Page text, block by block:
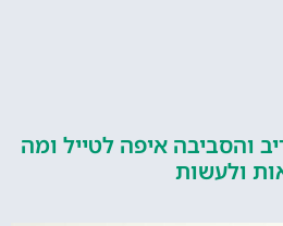
איפה לטייל ומה